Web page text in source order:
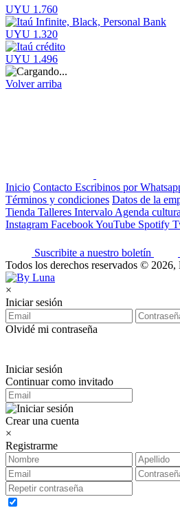
UYU 1.760
UYU 1.320
UYU 1.496
Volver arriba
Inicio Contacto Escribinos por
Términos y condiciones Datos de la
Tienda Talleres Intervalo Agenda
Instagram FacebookYouTube Spotify
Suscribite a nuestro boletín
Todos los derechos reservados ©
×
Iniciar sesión
Olvidé mi contraseña
Iniciar sesión
Continuar como invitado
Crear una cuenta
×
Registrarme